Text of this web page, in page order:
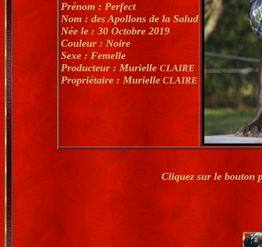
Prénom : Perfect
Nom : des Apollons de la Salud
Née le : 30 Octobre 2019
Couleur : Noire
Sexe : Femelle
Producteur : Murielle CLAIRE
Propriétaire : Murielle CLAIRE
Cliquez sur le bouton